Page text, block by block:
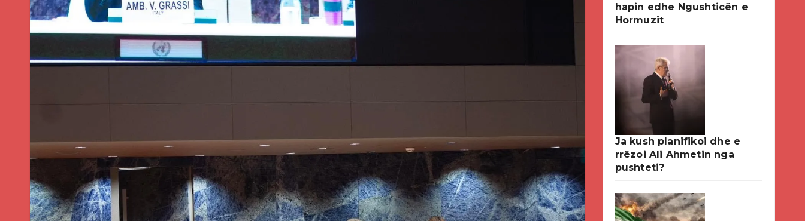
hapin edhe Ngushticën e
Hormuzit
Ja kush planifikoi dhe e
rrëzoi Ali Ahmetin nga
pushteti?